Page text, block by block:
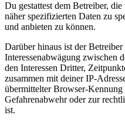
Du gestattest dem Betreiber,
näher spezifizierten Daten zu
und anbieten zu können.
Darüber hinaus ist der
Interessenabwägung zwischen
den Interessen Dritter,
zusammen mit deiner IP-
übermittelter Browser-Kennung
Gefahrenabwehr oder zur
ist.